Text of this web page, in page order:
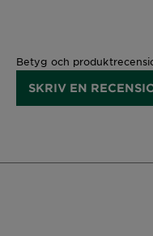
Betyg och
SKRIV EN